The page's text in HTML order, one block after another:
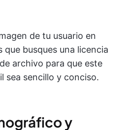
de tu usuario en
que busques una licencia
archivo para que este
sea sencillo y conciso.
y